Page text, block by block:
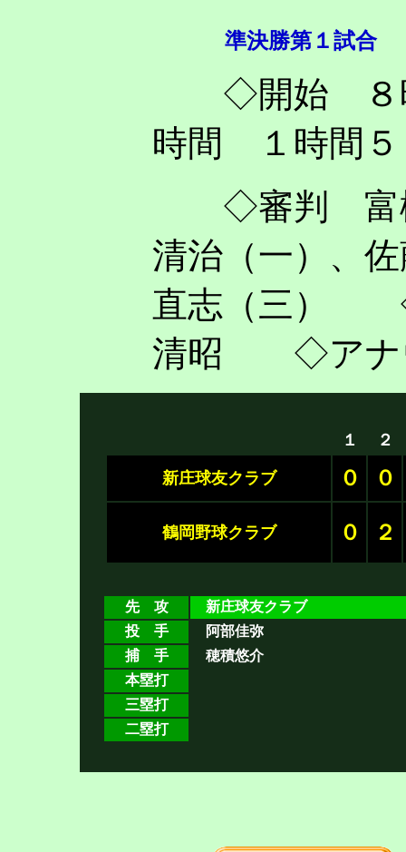
準決勝第１試合
◇開始 ８
時間 １時間５
◇審判 富樫
清治（一） 、
直志（三）
清昭 ◇アナ
１ ２
新庄球友クラブ ０ ０
鶴岡野球クラブ ０ ２
先 攻
新庄球友クラブ
投 手
阿部佳弥
捕 手
穂積悠介
本塁打
三塁打
二塁打